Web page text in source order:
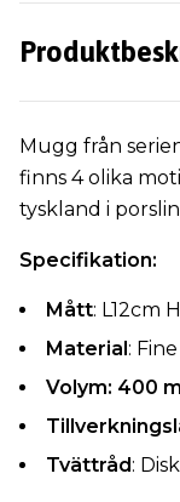
Mugg från
finns 4 olika
tyskland i
Specifikation:
Mått: L12cm
Material:
Volym: 400
Tvättråd: